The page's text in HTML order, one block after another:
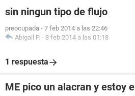
sin ningun tipo de flujo
preocupada - 7 feb 2014 a las 22:46
Abigail P. - 8 feb 2014 a las 01:18
1 respuesta
ME pico un alacran y estoy